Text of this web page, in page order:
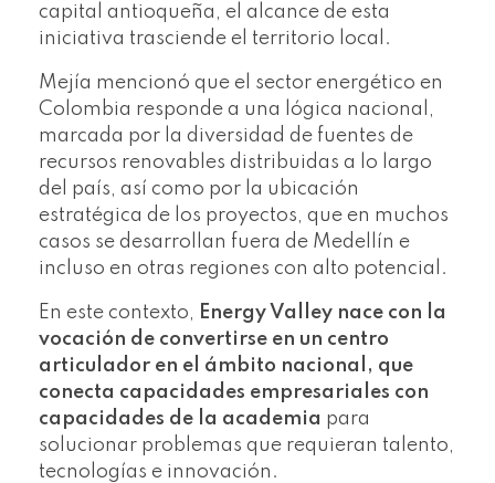
capital antioqueña, el alcance de esta
iniciativa trasciende el territorio local.
Mejía mencionó que el sector energético en
Colombia responde a una lógica nacional,
marcada por la diversidad de fuentes de
recursos renovables distribuidas a lo largo
del país, así como por la ubicación
estratégica de los proyectos, que en muchos
casos se desarrollan fuera de Medellín e
incluso en otras regiones con alto potencial.
En este contexto, Energy Valley nace con la
vocación de convertirse en un centro
articulador en el ámbito nacional, que
conecta capacidades empresariales con
capacidades de la academia para
solucionar problemas que requieran talento,
tecnologías e innovación.